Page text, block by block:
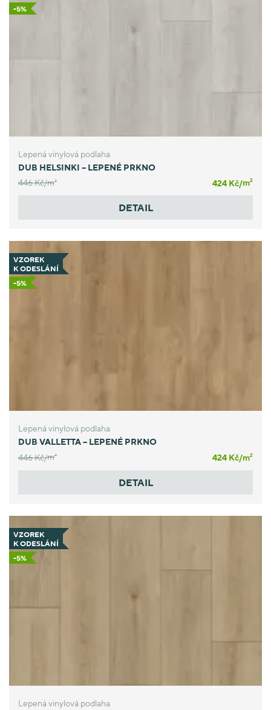
-5%
Lepená vinylová podlaha
DUB HELSINKI – LEPENÉ PRKNO
446 Kč/m2 424 Kč/m2
DETAIL
VZOREK
K ODESLÁNÍ
-5%
Lepená vinylová podlaha
DUB VALLETTA – LEPENÉ PRKNO
446 Kč/m2 424 Kč/m2
DETAIL
VZOREK
K ODESLÁNÍ
-5%
Lepená vinylová podlaha